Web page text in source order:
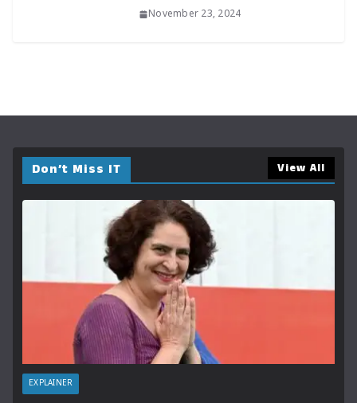
November 23, 2024
Don’t Miss IT View All
EXPLAINER